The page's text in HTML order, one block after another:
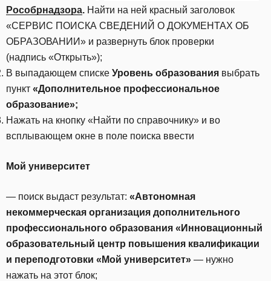
Рособрнадзора. Найти на ней красный заголовок
«СЕРВИС ПОИСКА СВЕДЕНИЙ О ДОКУМЕНТАХ ОБ
ОБРАЗОВАНИИ» и развернуть блок проверки
(надпись «Открыть»);
В выпадающем списке Уровень образования выбрать
пункт «Дополнительное профессиональное
образование»;
Нажать на кнопку «Найти по справочнику» и во
всплывающем окне в поле поиска ввести
Мой университет
— поиск выдаст результат: «Автономная
некоммерческая организация дополнительного
профессионального образования «Инновационный
образовательный центр повышения квалификации
и переподготовки «Мой университет» — нужно
нажать на этот блок;